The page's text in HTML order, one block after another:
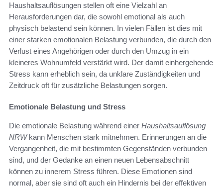
Haushaltsauflösungen stellen oft eine Vielzahl an
Herausforderungen dar, die sowohl emotional als auch
physisch belastend sein können. In vielen Fällen ist dies mit
einer starken emotionalen Belastung verbunden, die durch den
Verlust eines Angehörigen oder durch den Umzug in ein
kleineres Wohnumfeld verstärkt wird. Der damit einhergehende
Stress kann erheblich sein, da unklare Zuständigkeiten und
Zeitdruck oft für zusätzliche Belastungen sorgen.
Emotionale Belastung und Stress
Die emotionale Belastung während einer Haushaltsauflösung
NRWkann Menschen stark mitnehmen. Erinnerungen an die
Vergangenheit, die mit bestimmten Gegenständen verbunden
sind, und der Gedanke an einen neuen Lebensabschnitt
können zu innerem Stress führen. Diese Emotionen sind
normal, aber sie sind oft auch ein Hindernis bei der effektiven